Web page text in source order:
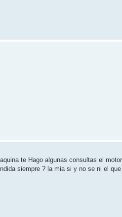
te Hago algunas consultas el
siempre ? la mia si y no se ni el